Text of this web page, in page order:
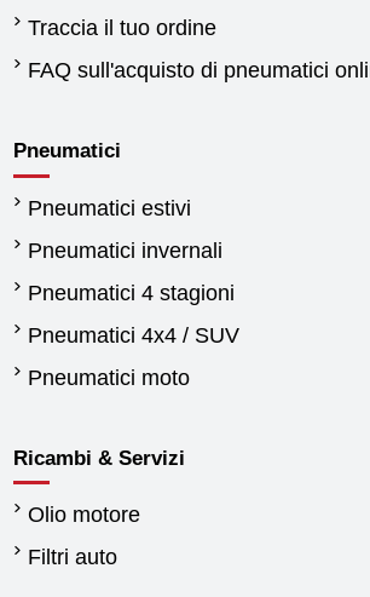
Traccia il tuo ordine
FAQ sull'acquisto di pneumatici
Pneumatici
Pneumatici estivi
Pneumatici invernali
Pneumatici 4 stagioni
Pneumatici 4x4 / SUV
Pneumatici moto
Ricambi & Servizi
Olio motore
Filtri auto